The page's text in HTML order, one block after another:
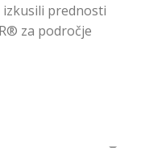
prednosti
za področje